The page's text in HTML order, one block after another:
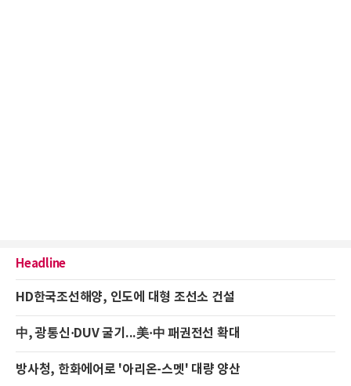
Headline
HD한국조선해양, 인도에 대형 조선소 건설
中, 광통신·DUV 굴기...美·中 패권전선 확대
방사청, 한화에어로 '아리온-스멧' 대량 양산